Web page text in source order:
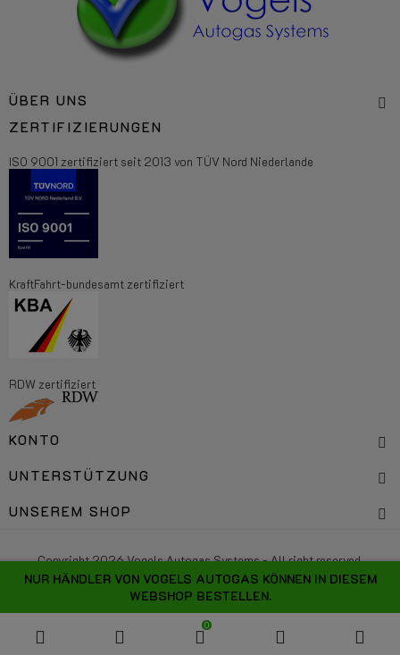
NUR HÄNDLER VON VOGELS AUTOGAS KÖNNEN IN DIESEM
WEBSHOP BESTELLEN.
0
ÜBER UNS
ZERTIFIZIERUNGEN
ISO 9001 zertifiziert seit 2013 von TÜV Nord Niederlande
KraftFahrt-bundesamt zertifiziert
RDW zertifiziert
KONTO
UNTERSTÜTZUNG
UNSEREM SHOP
Copyright 2026 Vogels Autogas Systems - All right reserved.